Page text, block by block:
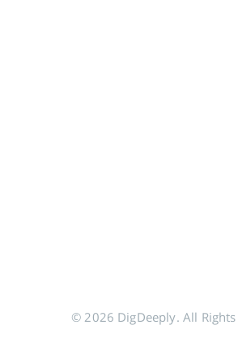
© 2026 DigDeeply. All Rights